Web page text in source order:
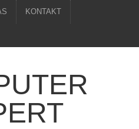
KONTAKT